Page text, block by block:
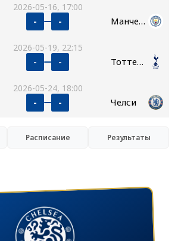
2026-05-16, 17:00
- - Манчестер Сити
2026-05-19, 22:15
- - Тоттенхэм
2026-05-24, 18:00
- - Челси
Расписание Результаты